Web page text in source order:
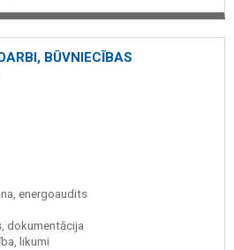
BŪVNIECĪBAS
energoaudits
dokumentācija
likumi